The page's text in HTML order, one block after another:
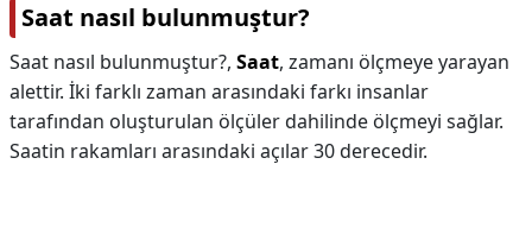
Saat nasıl bulunmuştur?
Saat nasıl bulunmuştur?, Saat, zamanı ölçmeye yarayan
alettir. İki farklı zaman arasındaki farkı insanlar
tarafından oluşturulan ölçüler dahilinde ölçmeyi sağlar.
Saatin rakamları arasındaki açılar 30 derecedir.